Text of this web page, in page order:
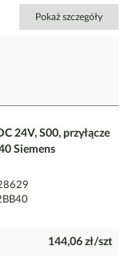
Pokaż szczegóły
24V, S00, przyłącze
Siemens
144,06 zł/szt